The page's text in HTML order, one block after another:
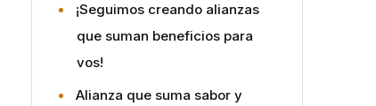
¡Seguimos creando alianzas
que suman beneficios para
vos!
Alianza que suma sabor y